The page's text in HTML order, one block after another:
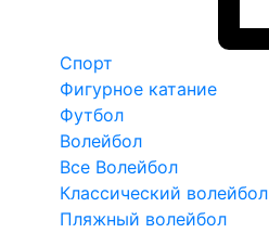
Спорт
Фигурное катание
Футбол
Волейбол
Все Волейбол
Классический волейбол
Пляжный волейбол